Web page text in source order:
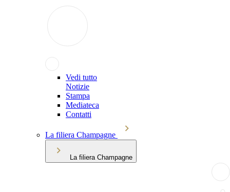
Vedi tutto
Notizie
Stampa
Mediateca
Contatti
La filiera Champagne
La filiera Champagne